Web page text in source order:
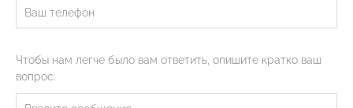
Чтобы нам легче было вам ответить, опишите кратко ваш
вопрос.